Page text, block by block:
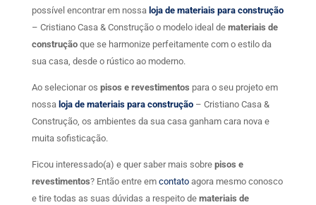
possível encontrar em nossa loja de materiais para construção
– Cristiano Casa & Construção o modelo ideal de materiais de
construçãoque se harmonize perfeitamente com o estilo da
sua casa, desde o rústico ao moderno.
Ao selecionar os pisos e revestimentos para o seu projeto em
nossa loja de materiais para construção– Cristiano Casa &
Construção, os ambientes da sua casa ganham cara nova e
muita sofisticação.
Ficou interessado(a) e quer saber mais sobre pisos e
revestimentos? Então entre em contatoagora mesmo conosco
e tire todas as suas dúvidas a respeito de materiais de